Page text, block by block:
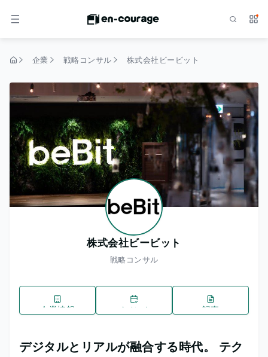
メニュー サ
企業 戦略コンサル 株式会社ビービット
株式会社ビービット
戦略コンサル
企業情報 イベント 記事
デジタルとリアルが融合する時代。 テク